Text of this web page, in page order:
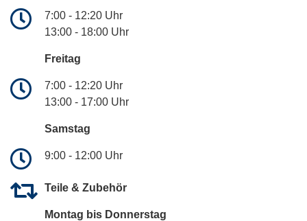
7:00 - 12:20 Uhr
13:00 - 18:00 Uhr
Freitag
7:00 - 12:20 Uhr
13:00 - 17:00 Uhr
Samstag
9:00 - 12:00 Uhr
Teile & Zubehör
Montag bis Donnerstag